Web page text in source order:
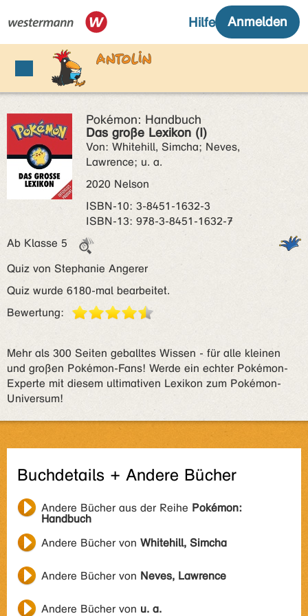
Pokémon: Handbuch
Das große Lexikon (I)
Von: Whitehill, Simcha; Neves,
Lawrence; u. a.
2020 Nelson
ISBN‑10: 3-8451-1632-3
ISBN‑13: 978-3-8451-1632-7
Ab Klasse 5
Quiz von Stephanie Angerer
Quiz wurde 6180-mal bearbeitet.
Bewertung:
Mehr als 300 Seiten geballtes Wissen - für alle kleinen
und großen Pokémon-Fans! Werde ein echter Pokémon-
Experte mit diesem ultimativen Lexikon zum Pokémon-
Universum!
Buchdetails + Andere Bücher
Andere Bücher aus der Reihe Pokémon:
Handbuch
Andere Bücher von Whitehill, Simcha
Andere Bücher von Neves, Lawrence
Andere Bücher von u. a.